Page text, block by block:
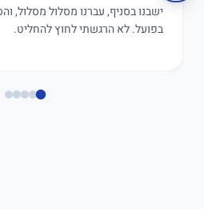
ישבנו בסניף, עברנו מסלול מסלול,
בפועל. לא הרגשתי לחוץ להחליט.